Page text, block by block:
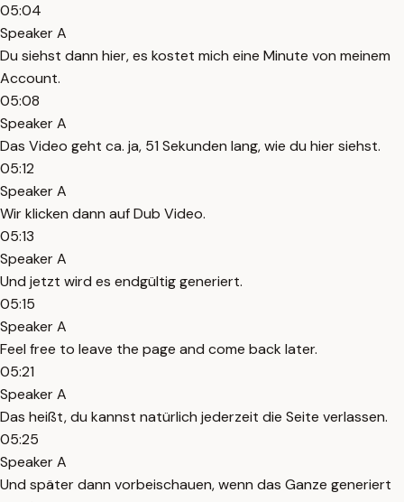
05:04
Speaker A
Du siehst dann hier, es kostet mich eine Minute von meinem
Account.
05:08
Speaker A
Das Video geht ca. ja, 51 Sekunden lang, wie du hier siehst.
05:12
Speaker A
Wir klicken dann auf Dub Video.
05:13
Speaker A
Und jetzt wird es endgültig generiert.
05:15
Speaker A
Feel free to leave the page and come back later.
05:21
Speaker A
Das heißt, du kannst natürlich jederzeit die Seite verlassen.
05:25
Speaker A
Und später dann vorbeischauen, wenn das Ganze generiert